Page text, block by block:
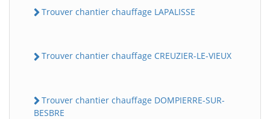
Trouver chantier chauffage LAPALISSE
Trouver chantier chauffage CREUZIER-LE-VIEUX
Trouver chantier chauffage DOMPIERRE-SUR-
BESBRE